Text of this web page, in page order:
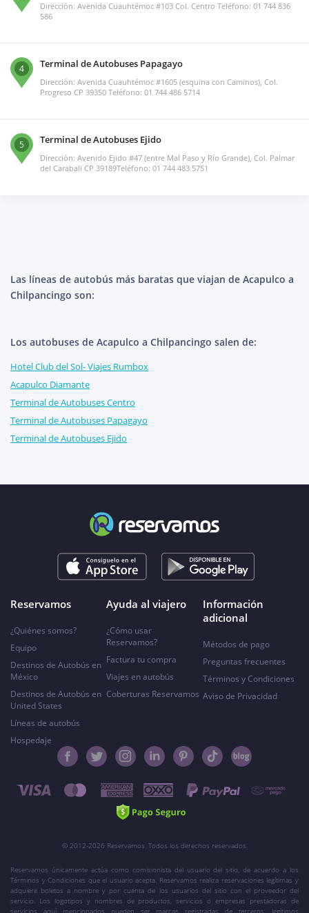
Dirección: Avenida Cuauhtémoc #103 Col. Centro Teléfono: 01 744 836
586
4 Terminal de Autobuses Papagayo
Dirección: Avenida Cuauhtémoc #1605 (esquina con Caminos), Col.
Progreso CP 39350 Teléfono: 01 744 486 5714
5 Terminal de Autobuses Ejido
Dirección: Avenido Ejido #47 (entre Mal Paso y Río Grande), Col. Palmar
del Carabali CP 39189Teléfono: 01 744 483 5751
Las líneas de autobús más baratas que viajan de Acapulco a
Chilpancingo son:
Los autobuses de Acapulco a Chilpancingo salen de:
Hotel Club del Sol- Viajes Rumbox
Acapulco Diamante
Terminal de Autobuses Centro
Terminal de Autobuses Papagayo
Terminal de Autobuses Ejido
Reservamos
¿Quiénes somos?
Equipo
Destinos de Autobús en
México
Destinos de Autobús en
United States
Líneas de autobús
Hospedaje
Ayuda al viajero
¿Cómo usar
Reservamos?
Factura tu compra
Viajes en autobús
Coberturas Reservamos
Información
adicional
Métodos de pago
Preguntas frecuentes
Términos y Condiciones
Aviso de Privacidad
© 2012-2026 Reservamos. Todos los derechos reservados.
Reservamos únicamente actúa como comisionista del usuario del sitio, de acuerdo a los
Términos y Condiciones que el usuario acepta. Reservamos realiza reservaciones legítimas y
adquiere boletos a nombre y por cuenta de los usuarios del sitio con el proveedor del
servicio. Los logotipos y nombres de productos, servicios o empresas prestadoras de